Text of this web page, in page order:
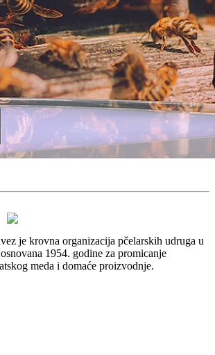
je krovna organizacija pčelarskih udruga u
1954. godine za promicanje
meda i domaće proizvodnje.